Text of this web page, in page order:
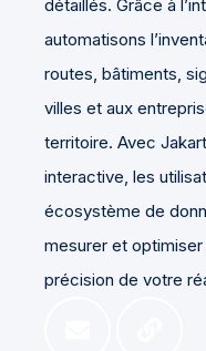
détaillés. Grâce à
automatisons
routes, bâtiments,
villes et aux
territoire. Avec
interactive, les
écosystème de
mesurer et
précision de votre